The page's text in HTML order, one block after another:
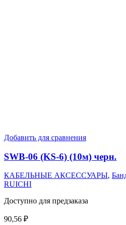
Добавить для сравнения
SWB-06 (KS-6) (10м) черн.
КАБЕЛЬНЫЕ АКСЕССУАРЫ,
RUICHI
Доступно для предзаказа
90,56 ₽